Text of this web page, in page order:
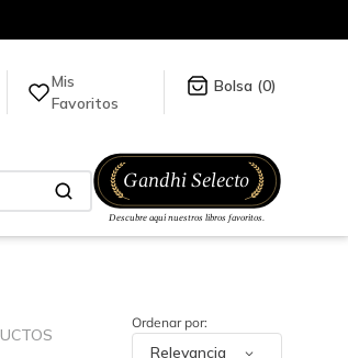
para más información da click
Mis
Favoritos
0
Relevancia